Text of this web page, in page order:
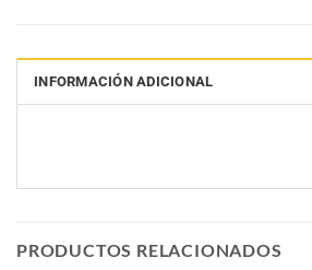
INFORMACIÓN ADICIONAL
PRODUCTOS RELACIONADOS